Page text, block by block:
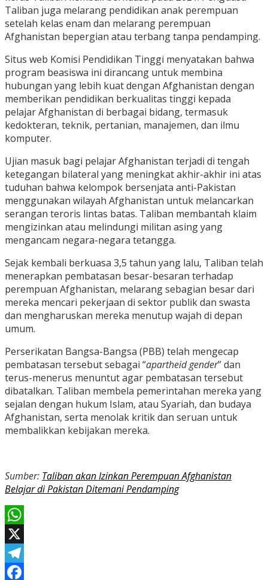
Taliban juga melarang pendidikan anak perempuan
setelah kelas enam dan melarang perempuan
Afghanistan bepergian atau terbang tanpa pendamping.
Situs web Komisi Pendidikan Tinggi menyatakan bahwa
program beasiswa ini dirancang untuk membina
hubungan yang lebih kuat dengan Afghanistan dengan
memberikan pendidikan berkualitas tinggi kepada
pelajar Afghanistan di berbagai bidang, termasuk
kedokteran, teknik, pertanian, manajemen, dan ilmu
komputer.
Ujian masuk bagi pelajar Afghanistan terjadi di tengah
ketegangan bilateral yang meningkat akhir-akhir ini atas
tuduhan bahwa kelompok bersenjata anti-Pakistan
menggunakan wilayah Afghanistan untuk melancarkan
serangan teroris lintas batas. Taliban membantah klaim
mengizinkan atau melindungi militan asing yang
mengancam negara-negara tetangga.
Sejak kembali berkuasa 3,5 tahun yang lalu, Taliban telah
menerapkan pembatasan besar-besaran terhadap
perempuan Afghanistan, melarang sebagian besar dari
mereka mencari pekerjaan di sektor publik dan swasta
dan mengharuskan mereka menutup wajah di depan
umum.
Perserikatan Bangsa-Bangsa (PBB) telah mengecap
pembatasan tersebut sebagai “apartheid gender” dan
terus-menerus menuntut agar pembatasan tersebut
dibatalkan. Taliban membela pemerintahan mereka yang
sejalan dengan hukum Islam, atau Syariah, dan budaya
Afghanistan, serta menolak kritik dan seruan untuk
membalikkan kebijakan mereka.
Sumber: Taliban akan Izinkan Perempuan Afghanistan
Belajar di Pakistan Ditemani Pendamping
WhatsApp
X
Telegram